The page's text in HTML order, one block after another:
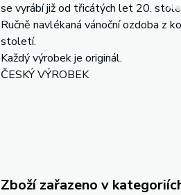
se vyrábí již od třicátých let 20.
Ručně navlékaná vánoční ozdoba z
století.
Každý výrobek je originál.
ČESKÝ VÝROBEK
Zboží zařazeno v